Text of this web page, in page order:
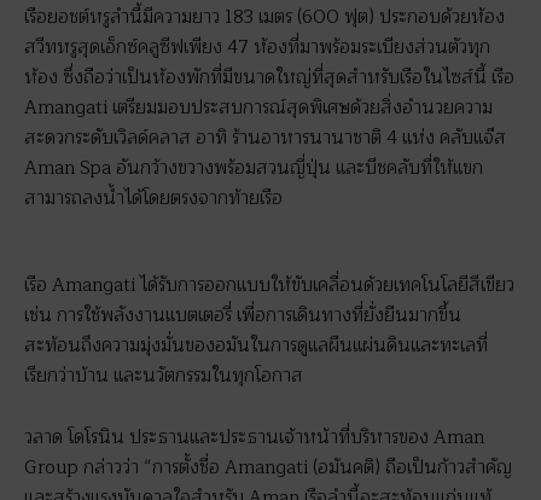
เรือยอชต์หรูลำนี้มีความยาว 183 เมตร (600 ฟุต) ประกอบด้วยห้อง
สวีทหรูสุดเอ็กซ์คลูซีฟเพียง 47 ห้องที่มาพร้อมระเบียงส่วนตัวทุก
ห้อง ซึ่งถือว่าเป็นห้องพักที่มีขนาดใหญ่ที่สุดสำหรับเรือในไซส์นี้ เรือ
Amangati เตรียมมอบประสบการณ์สุดพิเศษด้วยสิ่งอำนวยความ
สะดวกระดับเวิลด์คลาส อาทิ ร้านอาหารนานาชาติ 4 แห่ง คลับแจ๊ส
Aman Spa อันกว้างขวางพร้อมสวนญี่ปุ่น และบีชคลับที่ให้แขก
สามารถลงน้ำได้โดยตรงจากท้ายเรือ
เรือ Amangati ได้รับการออกแบบให้ขับเคลื่อนด้วยเทคโนโลยีสีเขียว
เช่น การใช้พลังงานแบตเตอรี่ เพื่อการเดินทางที่ยั่งยืนมากขึ้น
สะท้อนถึงความมุ่งมั่นของอมันในการดูแลผืนแผ่นดินและทะเลที่
เรียกว่าบ้าน และนวัตกรรมในทุกโอกาส
วลาด โดโรนิน ประธานและประธานเจ้าหน้าที่บริหารของ Aman
Group กล่าวว่า “การตั้งชื่อ Amangati (อมันคติ) ถือเป็นก้าวสำคัญ